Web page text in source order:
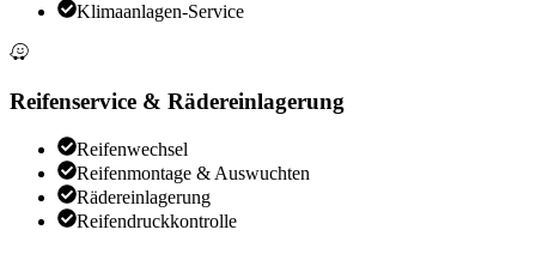
Klimaanlagen-Service
Reifenservice & Rädereinlagerung
Reifenwechsel
Reifenmontage & Auswuchten
Rädereinlagerung
Reifendruckkontrolle